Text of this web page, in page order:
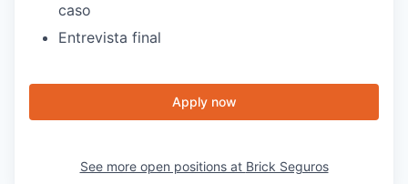
caso
Entrevista final
Apply now
See more open positions at Brick Seguros